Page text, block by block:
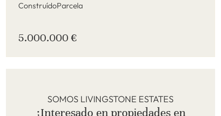
ConstruídoParcela
5.000.000 €
SOMOS LIVINGSTONE ESTATES
¿Interesado en propiedades en